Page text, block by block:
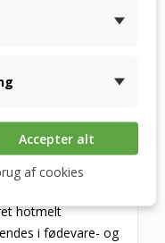
høj styrke og
er
hotmelt
i fødevare- og
Accepter alt
af cookies